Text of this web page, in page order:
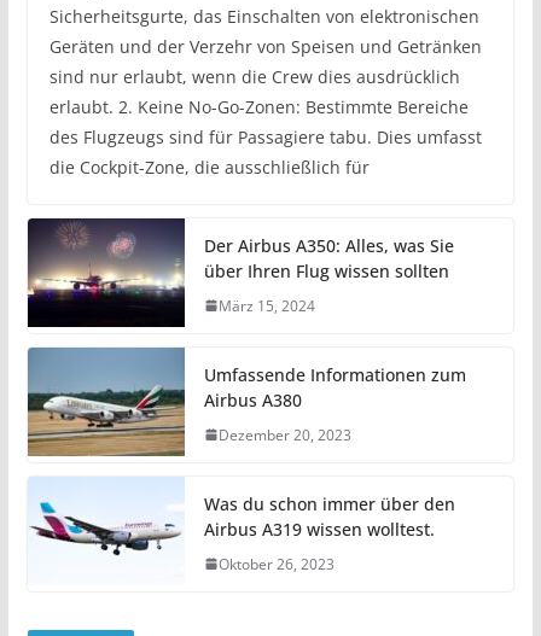
Sicherheitsgurte, das Einschalten von elektronischen
Geräten und der Verzehr von Speisen und Getränken
sind nur erlaubt, wenn die Crew dies ausdrücklich
erlaubt. 2. Keine No-Go-Zonen: Bestimmte Bereiche
des Flugzeugs sind für Passagiere tabu. Dies umfasst
die Cockpit-Zone, die ausschließlich für
Der Airbus A350: Alles, was Sie
über Ihren Flug wissen sollten
März 15, 2024
Umfassende Informationen zum
Airbus A380
Dezember 20, 2023
Was du schon immer über den
Airbus A319 wissen wolltest.
Oktober 26, 2023